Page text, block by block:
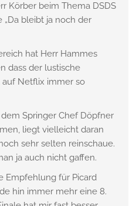
Körber beim Thema DSDS
„Da bleibt ja noch der
hat Herr Hammes
dass der lustische
auf Netflix immer so
Springer Chef Döpfner
liegt vielleicht daran
sehr selten reinschaue.
ja auch nicht gaffen.
Empfehlung für Picard
hin immer mehr eine 8.